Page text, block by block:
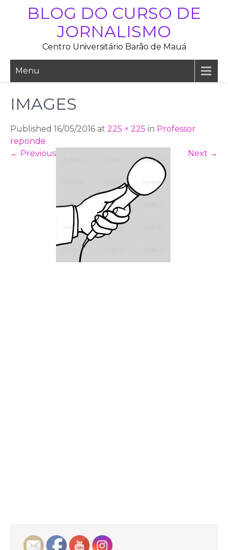
BLOG DO CURSO DE
JORNALISMO
Centro Universitário Barão de Mauá
Menu
IMAGES
Published 16/05/2016 at 225 × 225 in Professor
reponde
← Previous Next →